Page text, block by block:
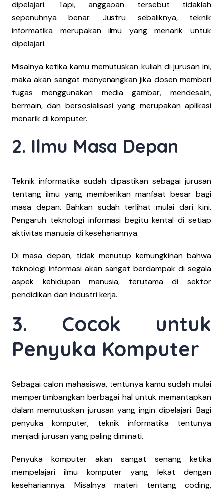
dipelajari. Tapi, anggapan tersebut tidaklah
sepenuhnya benar. Justru sebaliknya, teknik
informatika merupakan ilmu yang menarik untuk
dipelajari.
Misalnya ketika kamu memutuskan kuliah di jurusan ini,
maka akan sangat menyenangkan jika dosen memberi
tugas menggunakan media gambar, mendesain,
bermain, dan bersosialisasi yang merupakan aplikasi
menarik di komputer.
2. Ilmu Masa Depan
Teknik informatika sudah dipastikan sebagai jurusan
tentang ilmu yang memberikan manfaat besar bagi
masa depan. Bahkan sudah terlihat mulai dari kini.
Pengaruh teknologi informasi begitu kental di setiap
aktivitas manusia di kesehariannya.
Di masa depan, tidak menutup kemungkinan bahwa
teknologi informasi akan sangat berdampak di segala
aspek kehidupan manusia, terutama di sektor
pendidikan dan industri kerja.
3. Cocok untuk
Penyuka Komputer
Sebagai calon mahasiswa, tentunya kamu sudah mulai
mempertimbangkan berbagai hal untuk memantapkan
dalam memutuskan jurusan yang ingin dipelajari. Bagi
penyuka komputer, teknik informatika tentunya
menjadi jurusan yang paling diminati.
Penyuka komputer akan sangat senang ketika
mempelajari ilmu komputer yang lekat dengan
kesehariannya. Misalnya materi tentang coding,